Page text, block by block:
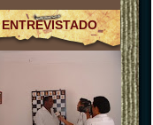
ENTREVISTADO